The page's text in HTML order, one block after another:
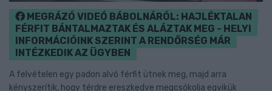
MEGRÁZÓ VIDEÓ BÁBOLNÁRÓL: HAJLÉKTALAN
FÉRFIT BÁNTALMAZTAK ÉS ALÁZTAK MEG - HELYI
INFORMÁCIÓINK SZERINT A RENDŐRSÉG MÁR
INTÉZKEDIK AZ ÜGYBEN
A felvételen egy padon alvó férfit ütnek meg, majd arra
kényszerítik, hogy térdre ereszkedve megcsókolja egyikük